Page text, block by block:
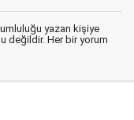
yazan kişiye
değildir. Her bir yorum